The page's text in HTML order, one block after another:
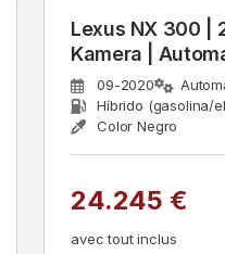
Lexus NX 300 |
Kamera |
09-2020
Híbrido (gasolina/
Color Negro
24.245 €
avec tout inclus